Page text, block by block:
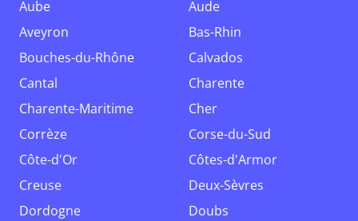
Aube
Aude
Aveyron
Bas-Rhin
Bouches-du-Rhône
Calvados
Cantal
Charente
Charente-Maritime
Cher
Corrèze
Corse-du-Sud
Côte-d'Or
Côtes-d'Armor
Creuse
Deux-Sèvres
Dordogne
Doubs